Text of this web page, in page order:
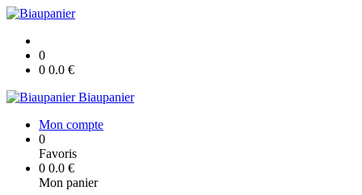
0
0 0.0 €
Biaupanier
Mon compte
0
Favoris
0 0.0 €
Mon panier